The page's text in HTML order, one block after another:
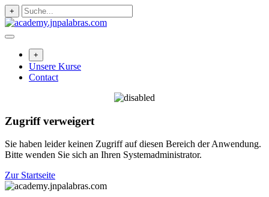
Zum
Inhalt
+
+
Unsere Kurse
Contact
Zugriff verweigert
Sie haben leider keinen Zugriff auf diesen Bereich der Anwendung.
Bitte wenden Sie sich an Ihren Systemadministrator.
Zur Startseite